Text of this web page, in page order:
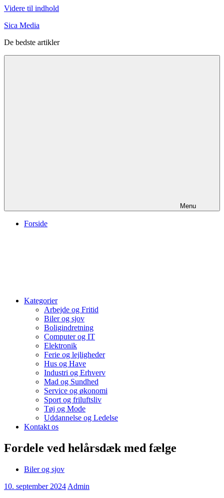
Videre til indhold
Sica Media
De bedste artikler
Menu
Forside
Kategorier
Arbejde og Fritid
Biler og sjov
Boligindretning
Computer og IT
Elektronik
Ferie og lejligheder
Hus og Have
Industri og Erhverv
Mad og Sundhed
Service og økonomi
Sport og friluftsliv
Tøj og Mode
Uddannelse og Ledelse
Kontakt os
Fordele ved helårsdæk med fælge
Biler og sjov
10. september 2024 Admin